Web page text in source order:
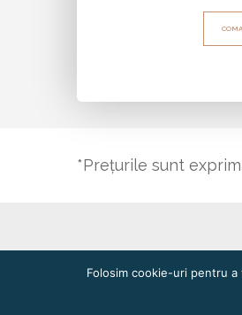
*Prețurile sunt
Folosim cookie-uri pentru